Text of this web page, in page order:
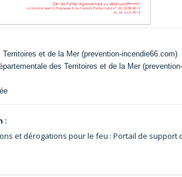
et de la Mer (prevention-incendie66.com)
des Territoires et de la Mer (prevention-
:
et dérogations pour le feu : Portail de support